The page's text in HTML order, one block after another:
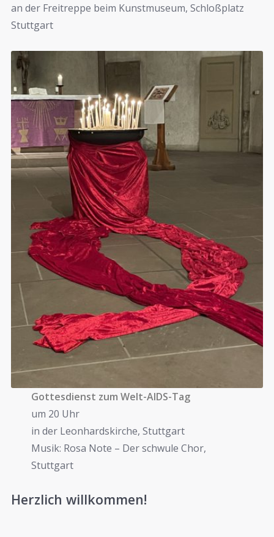
an der Freitreppe beim Kunstmuseum, Schloßplatz
Stuttgart
Gottesdienst zum Welt-AIDS-Tag
um 20 Uhr
in der Leonhardskirche, Stuttgart
Musik: Rosa Note – Der schwule Chor,
Stuttgart
Herzlich willkommen!